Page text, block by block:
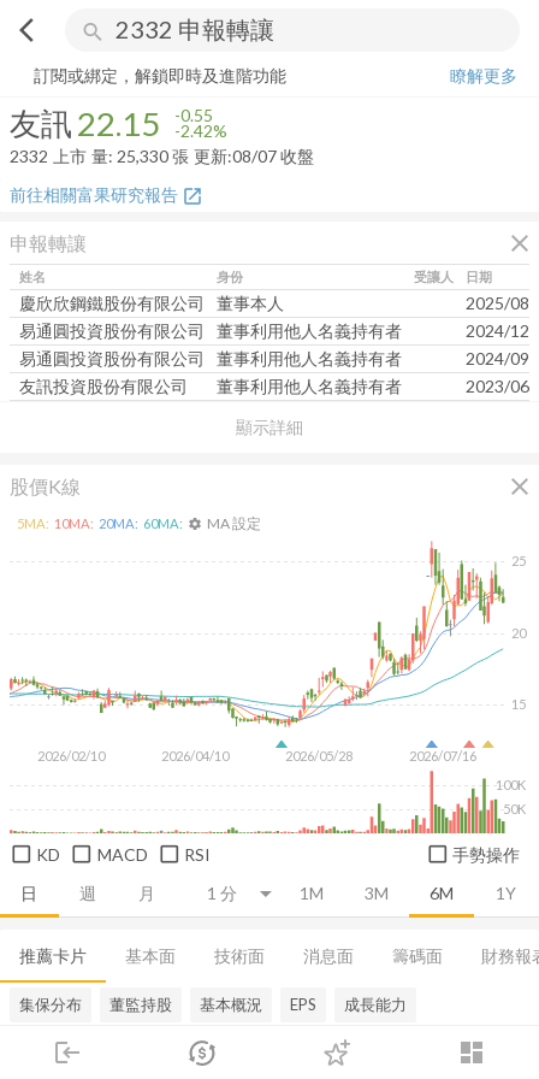
arrow_back_ios search
login dashboard
市場 登入
友訊 22.15-2.42%
訂閱或綁定，解鎖即時及進階功能
瞭解更多
友訊22.15 -0.55
-2.42%
2332
上市 量: 25,330張 更新:08/07 收盤
前往相關富果研究報告 open_in_new
申報轉讓 close
顯示詳細
姓名 身份 受讓人 日期
慶欣欣鋼鐵股份有限公司 董事本人
2025/08/
易通圓投資股份有限公司
董事利用他人名義持有者
2024/12/
易通圓投資股份有限公司
董事利用他人名義持有者
2024/09/
友訊投資股份有限公司
董事利用他人名義持有者 2023/06/
股價K線 close
日 週 月 1M 3M 6M 1Y
2026/02/10 2026/04/10 2026/05/28 2026/07/16
15
20
25
50K
100K
5MA: 10MA: 20MA: 60MA: settings MA 設定
KD MACD RSI 手勢操作
推薦卡片 基本面 技術面 消息面 籌碼面 財務報
集保分布 董監持股 基本概況 EPS 成長能力